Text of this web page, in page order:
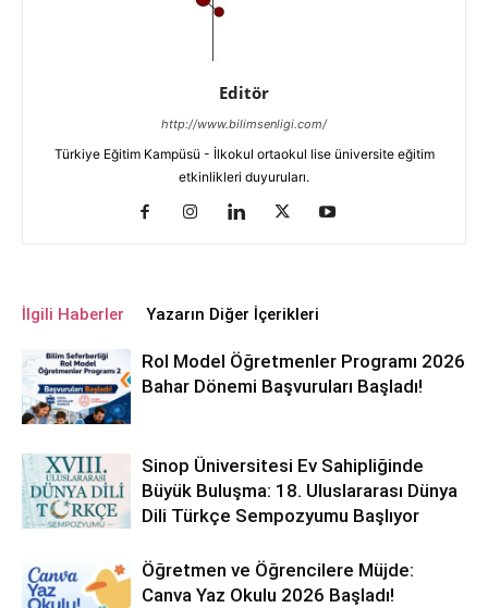
Editör
http://www.bilimsenligi.com/
Türkiye Eğitim Kampüsü - İlkokul ortaokul lise üniversite eğitim
etkinlikleri duyuruları.
İlgili Haberler Yazarın Diğer İçerikleri
Rol Model Öğretmenler Programı 2026
Bahar Dönemi Başvuruları Başladı!
Sinop Üniversitesi Ev Sahipliğinde
Büyük Buluşma: 18. Uluslararası Dünya
Dili Türkçe Sempozyumu Başlıyor
Öğretmen ve Öğrencilere Müjde:
Canva Yaz Okulu 2026 Başladı!